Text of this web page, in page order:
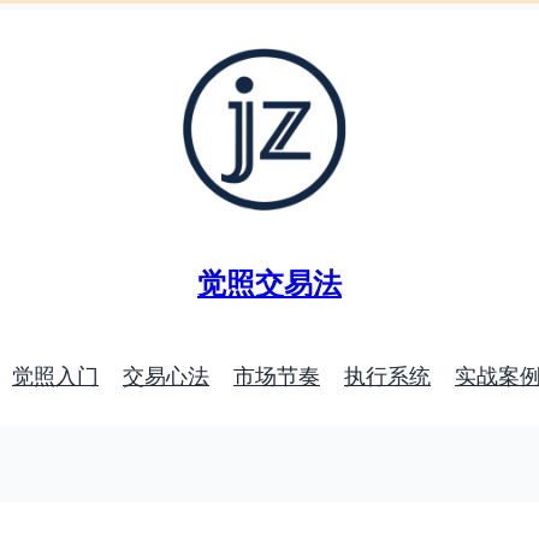
觉照交易法
觉照入门 交易心法 市场节奏 执行系统 实战案